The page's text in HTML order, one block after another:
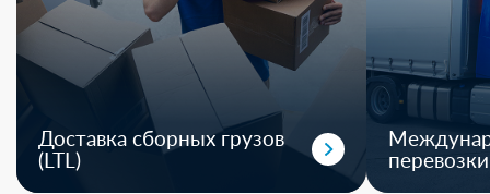
Доставка сборных грузов
(LTL)
перевозки